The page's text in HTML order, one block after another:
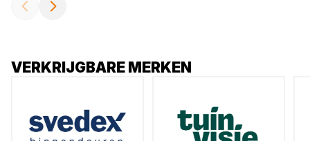
VERKRIJGBARE MERKEN